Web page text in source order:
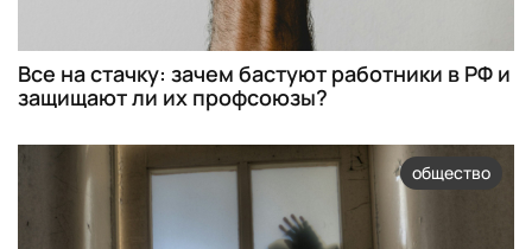
Все на стачку: зачем бастуют работники в РФ и
защищают ли их профсоюзы?
общество